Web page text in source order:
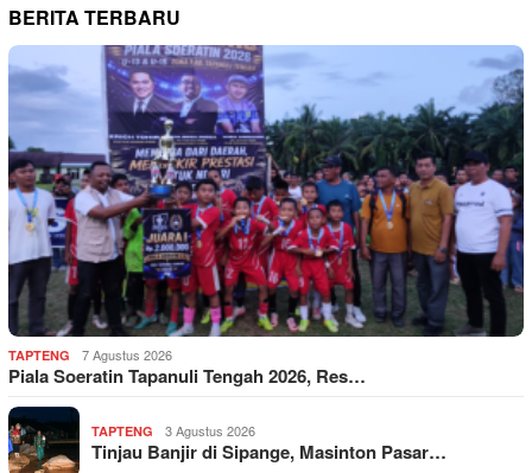
BERITA TERBARU
TAPTENG 7 Agustus 2026
Piala Soeratin Tapanuli Tengah 2026, Res…
TAPTENG 3 Agustus 2026
Tinjau Banjir di Sipange, Masinton Pasar…